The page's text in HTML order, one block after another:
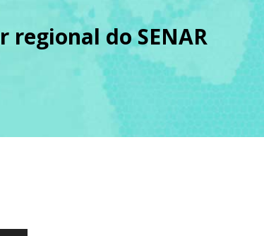
Equipe
Programação
regional do SENAR